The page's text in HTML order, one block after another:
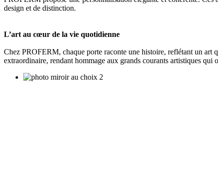
design et de distinction.
L’art au cœur de la vie quotidienne
Chez PROFERM, chaque porte raconte une histoire, reflétant un art
extraordinaire, rendant hommage aux grands courants artistiques qui